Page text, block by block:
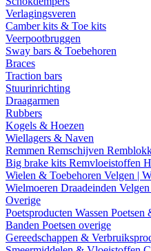
Verlagingsveren
Camber kits & Toe kits
Veerpootbruggen
Sway bars & Toebehoren
Braces
Traction bars
Stuurinrichting
Draagarmen
Rubbers
Kogels & Hoezen
Wiellagers & Naven
Remmen Remschijven
Big brake kits Remvloeistoffen
Wielen & Toebehoren Velgen |
Wielmoeren Draadeinden
Overige
Poetsproducten Wassen Poetsen
Banden Poetsen overige
Gereedschappen &